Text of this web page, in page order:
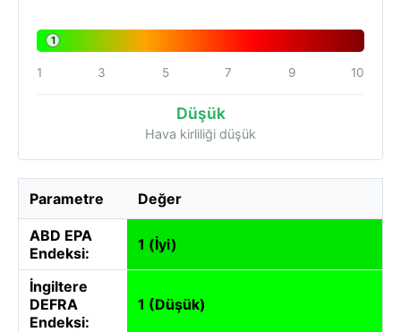
1
1 3 5 7 9 10
Düşük
Hava kirliliği düşük
Parametre Değer
ABD EPA
Endeksi:
1 (İyi)
İngiltere
DEFRA
Endeksi:
1 (Düşük)